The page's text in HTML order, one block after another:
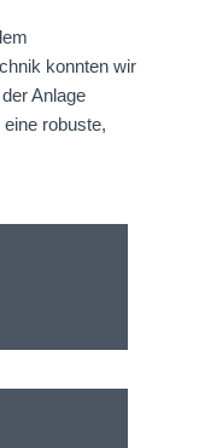
konnten wir
Anlage
robuste,